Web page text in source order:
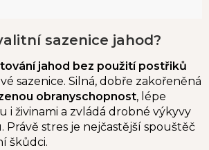
sazenice jahod?
jahod bez použití postřiků
sazenice. Silná, dobře zakořeněná
obranyschopnost, lépe
i živinami a zvládá drobné výkyvy
Právě stres je nejčastější spouštěč
škůdci.